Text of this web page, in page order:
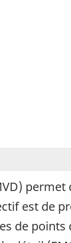
est de
de